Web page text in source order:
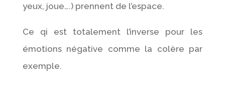
yeux, joue….) prennent de l’espace.
Ce qi est totalement l’inverse pour les
émotions négative comme la colère par
exemple.